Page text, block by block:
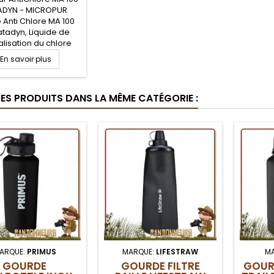
- MICROPUR
Chlore MA 100
Liquide de
du chlore
et odeur) contenu
après traitement
Le MICROPUR
est à utiliser après
de votre eau
En savoir plus
PRODUITS DANS LA MÊME CATÉGORIE :
PRIMUS
GOURDE
MARQUE: LIFESTRAW
GOURDE FILTRE